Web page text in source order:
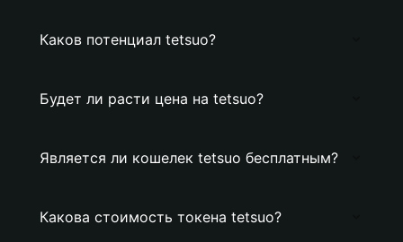
Каков потенциал tetsuo?
Будет ли расти цена на tetsuo?
Является ли кошелек tetsuo бесплатным?
Какова стоимость токена tetsuo?